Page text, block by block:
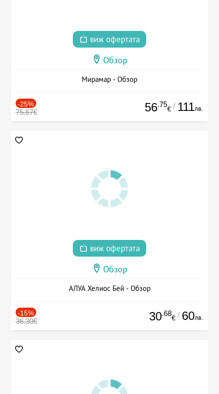
виж офертата
Обзор
Мирамар - Обзор
-25%
75.67€ 56.75
€ / 111лв.
виж офертата
Обзор
АЛУА Хелиос Бей - Обзор
-15%
36.30€ 30.68
€ / 60лв.